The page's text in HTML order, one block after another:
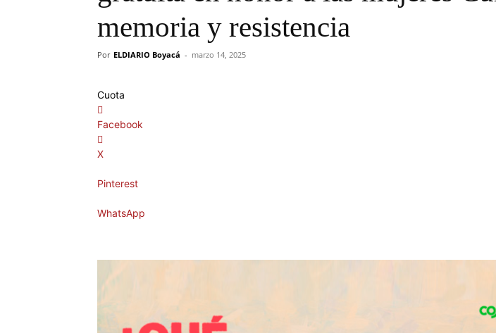
memoria y resistencia
Por ELDIARIO Boyacá - marzo 14, 2025
Cuota
Facebook
X
Pinterest
WhatsApp